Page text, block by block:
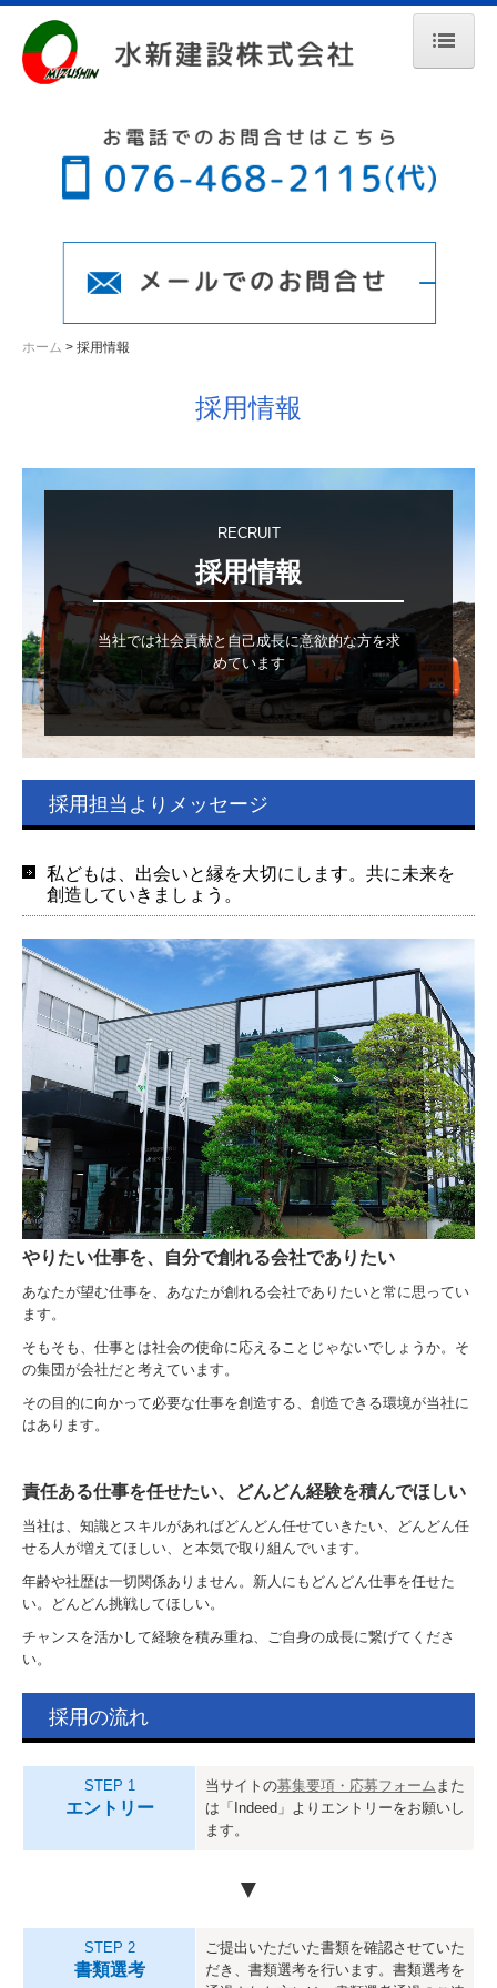
会社案内
業務案内
工事経歴
工事現場日誌
採用情報
プライバシーポリシー
ホーム 採用情報
採用情報
RECRUIT
採用情報
当社では社会貢献と自己成長に意欲的な方を求
めています
採用担当よりメッセージ
私どもは、出会いと縁を大切にします。共に未来を
創造していきましょう。
やりたい仕事を、自分で創れる会社でありたい
あなたが望む仕事を、あなたが創れる会社でありたいと常に思ってい
ます。
そもそも、仕事とは社会の使命に応えることじゃないでしょうか。そ
の集団が会社だと考えています。
その目的に向かって必要な仕事を創造する、創造できる環境が当社に
はあります。
責任ある仕事を任せたい、どんどん経験を積んでほしい
当社は、知識とスキルがあればどんどん任せていきたい、どんどん任
せる人が増えてほしい、と本気で取り組んでいます。
年齢や社歴は一切関係ありません。新人にもどんどん仕事を任せた
い。どんどん挑戦してほしい。
チャンスを活かして経験を積み重ね、ご自身の成長に繋げてくださ
い。
採用の流れ
STEP 1
エントリー
当サイトの募集要項・応募フォーム また
は「Indeed」よりエントリーをお願いし
ます。
▼
STEP 2
書類選考
ご提出いただいた書類を確認させていた
だき、書類選考を行います。書類選考を